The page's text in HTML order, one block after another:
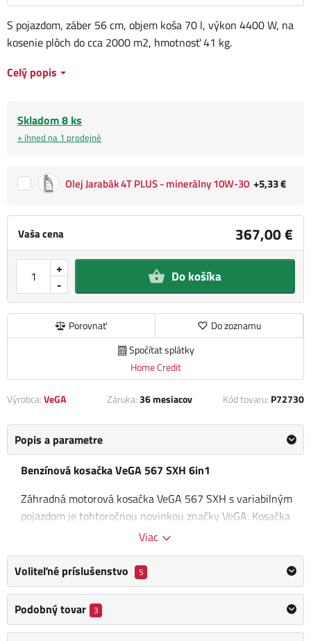
Vaša cena 367,00 €
-
+ Do košíka
Porovnať
Do zoznamu
Spočítat splátky
Home Credit
S pojazdom, záber 56 cm, objem koša 70 l, výkon 4400 W, na
kosenie plôch do cca 2000 m2, hmotnosť 41 kg.
Celý popis
Skladom 8 ks
+ ihned na 1 prodejně
Olej Jarabák 4T PLUS - minerálny 10W-30 +5,33 €
Výrobca:VeGA Záruka:36 mesiacov Kód tovaru: P72730
Popis a parametre
Benzínová kosačka VeGA 567 SXH 6in1
Záhradná motorová kosačka VeGA 567 SXH s variabilným
pojazdom je tohtoročnou novinkou značky VeGA. Kosačka
vyniká vo vyššej strednej triede kosačiek svojim kvalitným
dizajnom. Motorová kosačka VeGA 567 SXH je poháňaná
silným štvortaktným motorom VeGA OHV.
Motorová kosačka VeGA 567 SXH je
univerzálna kosačka s
vysokou kapacitou koseniaa je určená na veľké trávnaté
Viac
Voliteľné príslušenstvo 5
Podobný tovar 3